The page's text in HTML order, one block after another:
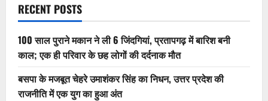
RECENT POSTS
100 साल पुराने मकान ने ली 6 जिंदगियां, प्रतापगढ़ में बारिश बनी
काल; एक ही परिवार के छह लोगों की दर्दनाक मौत
बसपा के मजबूत चेहरे उमाशंकर सिंह का निधन, उत्तर प्रदेश की
राजनीति में एक युग का हुआ अंत